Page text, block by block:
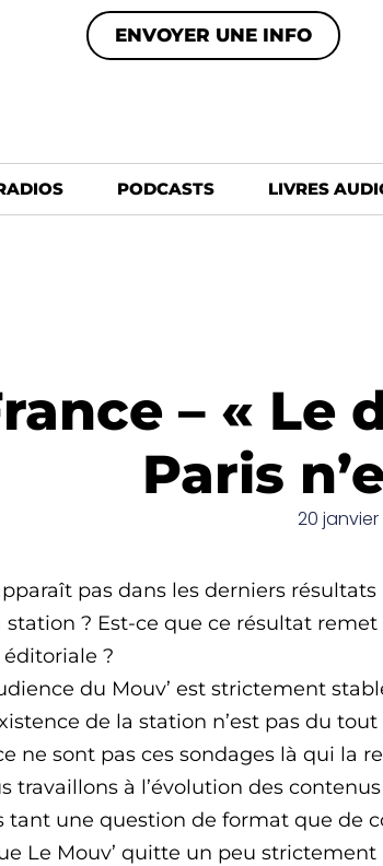
ENVOYER UNE INFO
PODCASTS LIVRES
– « Le
Paris
20 janvier
pas dans les derniers
? Est-ce que ce résultat remet
?
du Mouv’ est strictement
de la station n’est pas du
ne sont pas ces sondages là qui la
travaillons à l’évolution des
tant une question de format que de
Le Mouv’ quitte un peu strictement